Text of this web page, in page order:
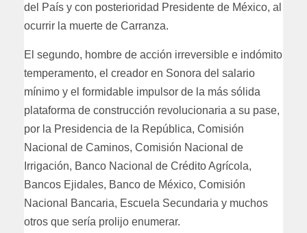
del País y con posterioridad Presidente de México, al
ocurrir la muerte de Carranza.
El segundo, hombre de acción irreversible e indómito
temperamento, el creador en Sonora del salario
mínimo y el formidable impulsor de la más sólida
plataforma de construcción revolucionaria a su pase,
por la Presidencia de la República, Comisión
Nacional de Caminos, Comisión Nacional de
Irrigación, Banco Nacional de Crédito Agrícola,
Bancos Ejidales, Banco de México, Comisión
Nacional Bancaria, Escuela Secundaria y muchos
otros que sería prolijo enumerar.